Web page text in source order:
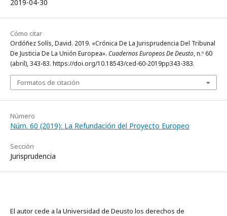
2019-04-30
Cómo citar
Ordóñez Solís, David. 2019. «Crónica De La Jurisprudencia Del Tribunal
De Justicia De La Unión Europea». Cuadernos Europeos De Deusto, n.º 60
(abril), 343-83. https://doi.org/10.18543/ced-60-2019pp343-383.
Formatos de citación
Número
Núm. 60 (2019): La Refundación del Proyecto Europeo
Sección
Jurisprudencia
El autor cede a la Universidad de Deusto los derechos de